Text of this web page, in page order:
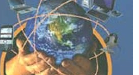
الحكم، الأدلة، تنظيم التغذية،
ويعود له الفضل بأنه حرر الطب من
- هل تعلم أن المرجان إفراز حيواني